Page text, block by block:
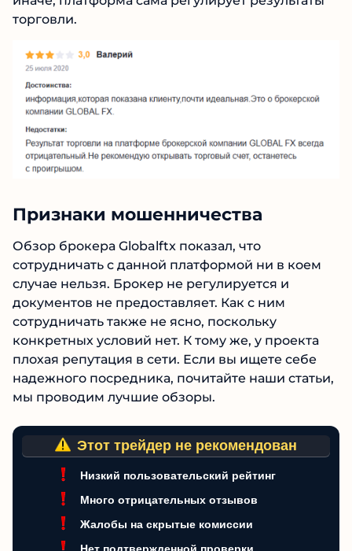
выплачивать клиенту. Говоря иначе,
платформа сама регулирует результаты
торговли.
Признаки мошенничества
Обзор брокера Globalftx показал, что
сотрудничать с данной платформой ни в коем
случае нельзя. Брокер не регулируется и
документов не предоставляет. Как с ним
сотрудничать также не ясно, поскольку
конкретных условий нет. К тому же, у проекта
плохая репутация в сети. Если вы ищете себе
надежного посредника, почитайте наши
Этот трейдер не рекомендован
Низкий пользовательский рейтинг
Много отрицательных отзывов